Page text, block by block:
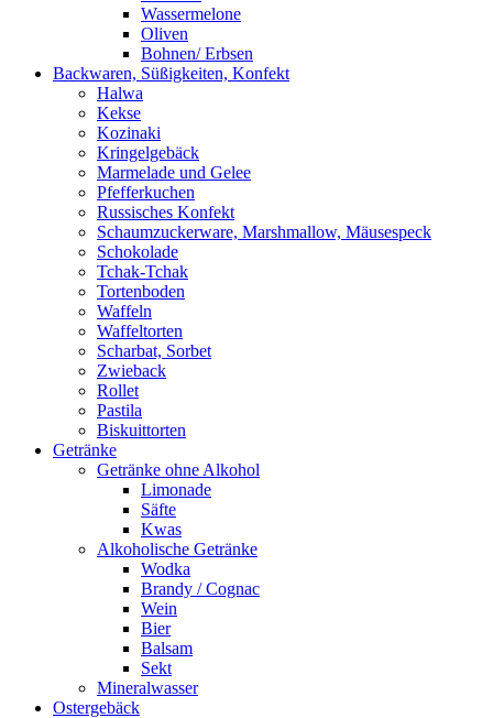
Wassermelone
Oliven
Bohnen/ Erbsen
Backwaren, Süßigkeiten, Konfekt
Halwa
Kekse
Kozinaki
Kringelgebäck
Marmelade und Gelee
Pfefferkuchen
Russisches Konfekt
Schaumzuckerware, Marshmallow, Mäusespeck
Schokolade
Tchak-Tchak
Tortenboden
Waffeln
Waffeltorten
Scharbat, Sorbet
Zwieback
Rollet
Pastila
Biskuittorten
Getränke
Getränke ohne Alkohol
Limonade
Säfte
Kwas
Alkoholische Getränke
Wodka
Brandy / Cognac
Wein
Bier
Balsam
Sekt
Mineralwasser
Ostergebäck